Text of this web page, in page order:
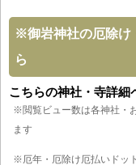
※御岩神社の厄除け
ら
こちらの神社・寺詳細
※閲覧ビュー数は各神社・
ます
※厄年・厄除け厄払いドッ